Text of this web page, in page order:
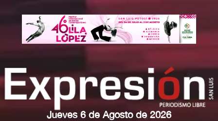
Jueves 6 de Agosto de 2026